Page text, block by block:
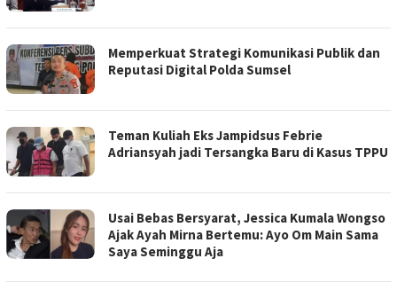
Memperkuat Strategi Komunikasi Publik dan
Reputasi Digital Polda Sumsel
Teman Kuliah Eks Jampidsus Febrie
Adriansyah jadi Tersangka Baru di Kasus TPPU
Usai Bebas Bersyarat, Jessica Kumala Wongso
Ajak Ayah Mirna Bertemu: Ayo Om Main Sama
Saya Seminggu Aja